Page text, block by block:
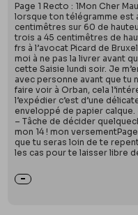
Page 1 Recto : 1Mon Cher
lorsque ton télégramme est
centimêtres sur 60 de
trois a 45 centimêtres de
frs à l’avocat Picard de
moi à ne pas la livrer avant
cette Saisie lundi soir. Je
avec personne avant que tu
faire voir à Orban, cela
l’expédier c’est d’une
enveloppé de papier calque.
– Tâche de décider
mon 14 ! mon
que tu seras loin de te
les cas pour te laisser libre